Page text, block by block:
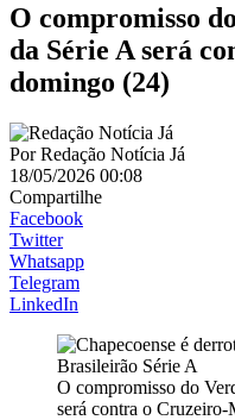
O compromisso
da Série A será
domingo (24)
PorRedação Notícia Já
18/05/2026 00:08
Compartilhe
Facebook
Twitter
Whatsapp
Telegram
LinkedIn
O compromisso do
será contra o